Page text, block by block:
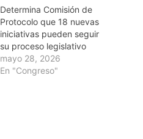
Determina Comisión de
Protocolo que 18 nuevas
iniciativas pueden seguir
su proceso legislativo
mayo 28, 2026
En "Congreso"